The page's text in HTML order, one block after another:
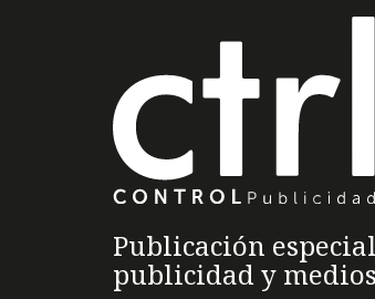
Publicación
publicidad y